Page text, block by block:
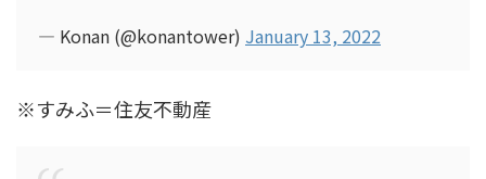
— Konan (@konantower) January 13, 2022
※すみふ＝住友不動産